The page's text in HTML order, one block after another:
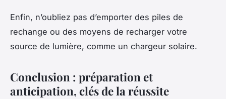
Enfin, n’oubliez pas d’emporter des piles de
rechange ou des moyens de recharger votre
source de lumière, comme un chargeur solaire.
Conclusion : préparation et
anticipation, clés de la réussite